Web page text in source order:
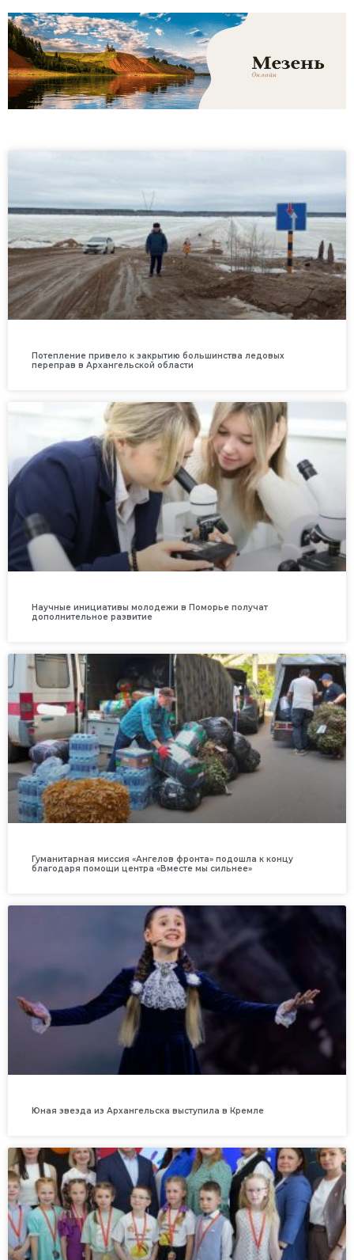
Потепление привело к закрытию большинства ледовых
переправ в Архангельской области
Научные инициативы молодежи в Поморье получат
дополнительное развитие
Гуманитарная миссия «Ангелов фронта» подошла к концу
благодаря помощи центра «Вместе мы сильнее»
Юная звезда из Архангельска выступила в Кремле